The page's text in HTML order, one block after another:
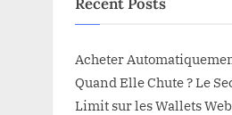
Recent Posts
Acheter
Quand Elle Chute ? Le
Limit sur les Wallets